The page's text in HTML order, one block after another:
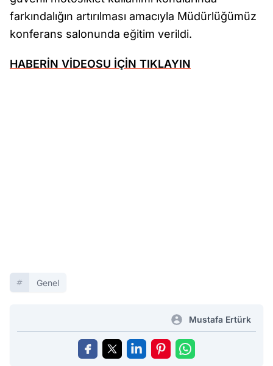
farkındalığın artırılması amacıyla Müdürlüğümüz
konferans salonunda eğitim verildi.
HABERİN VİDEOSU İÇİN TIKLAYIN
Genel
Mustafa Ertürk